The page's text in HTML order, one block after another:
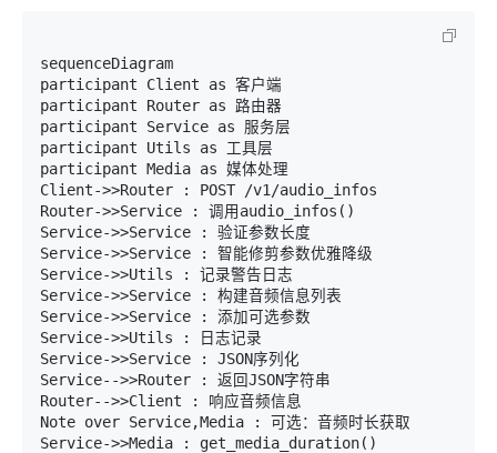
sequenceDiagram
participant Client as 客户端
participant Router as 路由器
participant Service as 服务层
participant Utils as 工具层
participant Media as 媒体处理
Client->>Router : POST /v1/audio_infos
Router->>Service : 调用audio_infos()
Service->>Service : 验证参数长度
Service->>Service : 智能修剪参数优雅降级
Service->>Utils : 记录警告日志
Service->>Service : 构建音频信息列表
Service->>Service : 添加可选参数
Service->>Utils : 日志记录
Service->>Service : JSON序列化
Service-->>Router : 返回JSON字符串
Router-->>Client : 响应音频信息
Note over Service,Media : 可选：音频时长获取
Service->>Media : get_media_duration()